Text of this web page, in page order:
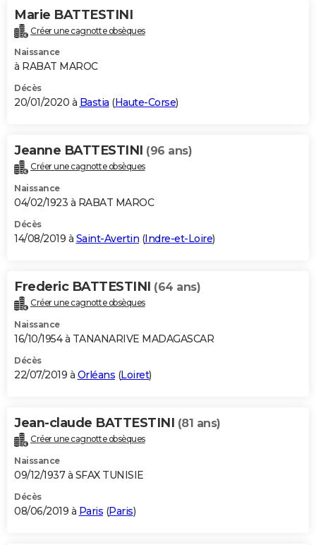
Marie BATTESTINI
Créer une cagnotte obsèques
Naissance
à RABAT MAROC
Décès
20/01/2020 à Bastia (Haute-Corse)
Jeanne BATTESTINI (96 ans)
Créer une cagnotte obsèques
Naissance
04/02/1923 à RABAT MAROC
Décès
14/08/2019 à Saint-Avertin (Indre-et-Loire)
Frederic BATTESTINI (64 ans)
Créer une cagnotte obsèques
Naissance
16/10/1954 à TANANARIVE MADAGASCAR
Décès
22/07/2019 à Orléans (Loiret)
Jean-claude BATTESTINI (81 ans)
Créer une cagnotte obsèques
Naissance
09/12/1937 à SFAX TUNISIE
Décès
08/06/2019 à Paris (Paris)